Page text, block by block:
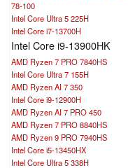
78-100
Intel Core Ultra 5 225H
Intel Core i7-13700H
Intel Core i9-13900HK
AMD Ryzen 7 PRO 7840HS
Intel Core Ultra 7 155H
AMD Ryzen AI 7 350
Intel Core i9-12900H
AMD Ryzen AI 7 PRO 450
AMD Ryzen 7 PRO 8840HS
AMD Ryzen 9 PRO 7940HS
Intel Core i5-13450HX
Intel Core Ultra 5 338H